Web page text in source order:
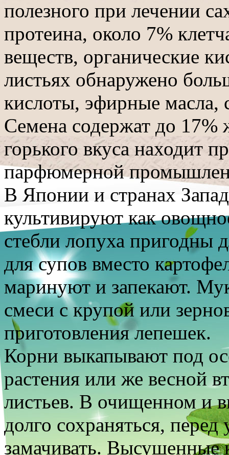
полезного при лечении
протеина, около 7%
веществ, органические
листьях обнаружено
кислоты, эфирные масла,
Семена содержат до 17%
горького вкуса находит
парфюмерной
В Японии и странах
культивируют как
стебли лопуха пригодны
для супов вместо
маринуют и запекают.
смеси с крупой или
приготовления лепешек.
Корни выкапывают под
растения или же весной
листьев. В очищенном и
долго сохраняться,
замачивать. Высушенные